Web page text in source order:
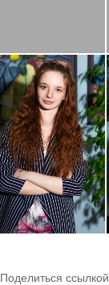
Поделиться ссылкой